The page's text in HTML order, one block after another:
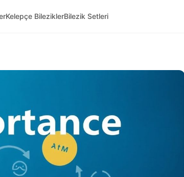
Kelepçe BileziklerBilezik Setleri